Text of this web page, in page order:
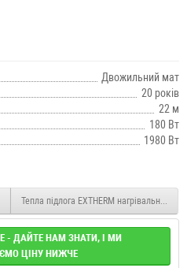
Двожильний мат
20 років
22 м
180 Вт
1980 Вт
мати під плитку ЕТ ЕСО 1800 Вт 10 м2
Тепла підлога EXTHERM нагрівальні
ДАЙТЕ НАМ ЗНАТИ, І МИ
ЦІНУ НИЖЧЕ